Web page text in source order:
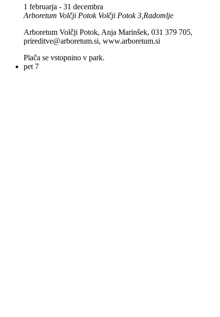
1 februarja - 31 decembra
Arboretum Volčji Potok Volčji Potok 3,Radomlje
Arboretum Volčji Potok, Anja Marinšek, 031 379 705,
prireditve@arboretum.si, www.arboretum.si
Plača se vstopnino v park.
pet 7